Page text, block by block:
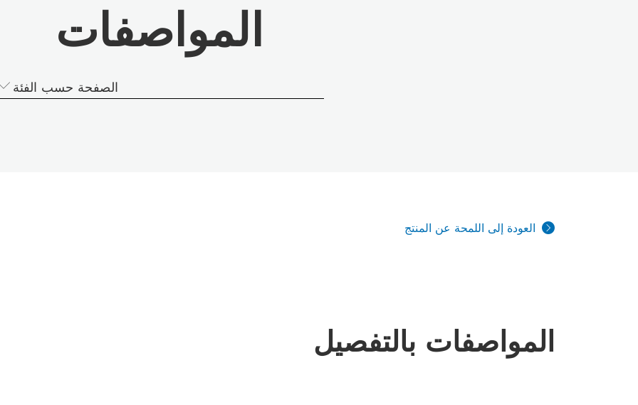
المواصفات
الصفحة حسب الفئة
العودة إلى اللمحة عن المنتج
المواصفات بالتفصيل